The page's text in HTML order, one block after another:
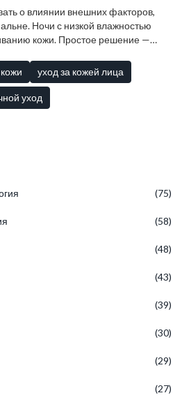
включить эти зоны в свой
они оставались такими же
о влиянии внешних факторов,
Ночи с низкой влажностью
кожи. Простое решение —
уровень влаги. Это особое
существенно повлиять на
ей оставаться здоровой и
уход за кожей лица
уход
(75)
(58)
(48)
(43)
(39)
(30)
(29)
(27)